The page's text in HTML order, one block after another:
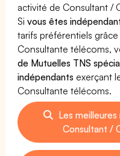
activité de Consultant /
Sivous êtes
tarifs préférentiels
Consultante télécoms,
de Mutuelles TNS
indépendants exerçant
Consultante télécoms.
Les
Consultant /